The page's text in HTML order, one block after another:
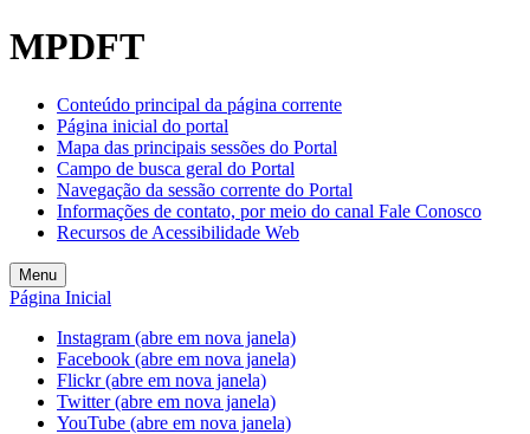
MPDFT
Conteúdo principal da página corrente
Página inicial do portal
Mapa das principais sessões do Portal
Campo de busca geral do Portal
Navegação da sessão corrente do Portal
Informações de contato, por meio do canal Fale Conosco
Recursos de Acessibilidade Web
Menu
Página Inicial
Instagram (abre em nova janela)
Facebook (abre em nova janela)
Flickr (abre em nova janela)
Twitter (abre em nova janela)
YouTube (abre em nova janela)